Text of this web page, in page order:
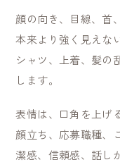
顔の向き、目線、首
本来より強く見えな
シャツ、上着、髪の
します。
表情は、口角を上げ
顔立ち、応募職種、
潔感、信頼感、話し